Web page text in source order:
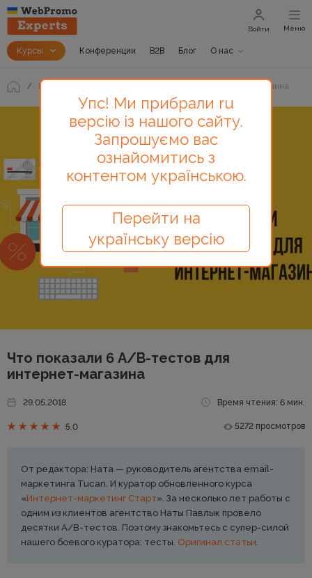
Курсы Конференции B2B Блог О нас
Войти Меню
Блог Что показали 6 A/B-тестов для интернет-магазина
Что показали 6 A/B-тестов для
интернет-магазина
29.05.2018 Время чтения: 6 мин.
5.0 5272 просмотров
От редактора: Ната — руководитель агентства email-
маркетинга Tucan. И куратор обновленного курса
«Интернет-маркетинг Старт». За несколько лет работы с
одним из клиентов агентство Наты Павлык провело
десятки A/B-тестов. Поэтому знакомьтесь с супер-силой
нашего боевого куратора: тесты. Оригинал статьи.
Упс! Ми прибрали ru
версію із нашого сайту.
Запрошуємо вас
ознайомитись з
контентом українською.
Перейти на
українську версію